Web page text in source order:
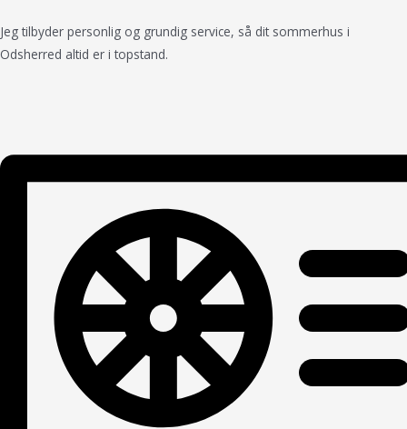
Jeg tilbyder personlig og grundig service, så dit sommerhus i
Odsherred altid er i topstand.